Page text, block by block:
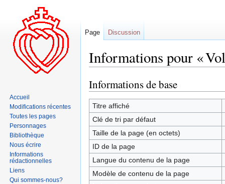
Informations pour «
Aller
à
la
navigation
Aller
à
la
recherche
Informations de base
Titre affiché
Clé de tri par défaut
Taille de la page (en octets)
ID de la page
Langue du contenu de la page
Modèle de contenu de la page
Page Discussion
Accueil
Modifications récentes
Toutes les pages
Personnages
Bibliothèque
Nous écrire
Informations
rédactionnelles
Liens
Qui sommes-nous?